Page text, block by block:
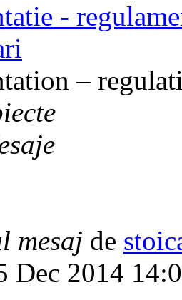
-
–
mesaj de
Dec 2014